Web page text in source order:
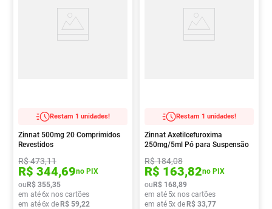
Restam 1 unidades!
Zinnat 500mg 20 Comprimidos
Revestidos
R$473,11
R$ 344,69no PIX
ouR$ 355,35
em até6x nos cartões
em até6x deR$ 59,22
Restam 1 unidades!
Zinnat Axetilcefuroxima
250mg/5ml Pó para Suspensão
R$184,08
R$ 163,82no PIX
ouR$ 168,89
em até 5x nos cartões
em até 5x deR$ 33,77